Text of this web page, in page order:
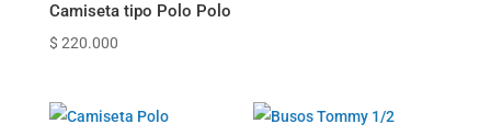
Camiseta tipo Polo Polo
$ 220.000